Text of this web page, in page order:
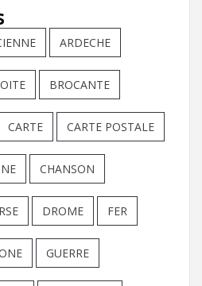
ARDECHE
BROCANTE
CARTE CARTE POSTALE
CHANSON
DROME FER
GUERRE